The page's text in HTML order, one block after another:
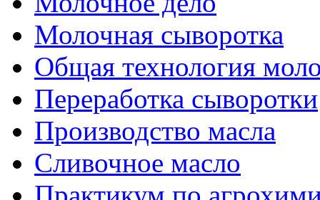
Молочная сыворотка
Общая технология
Переработка сыворотки
Производство масла
Сливочное масло